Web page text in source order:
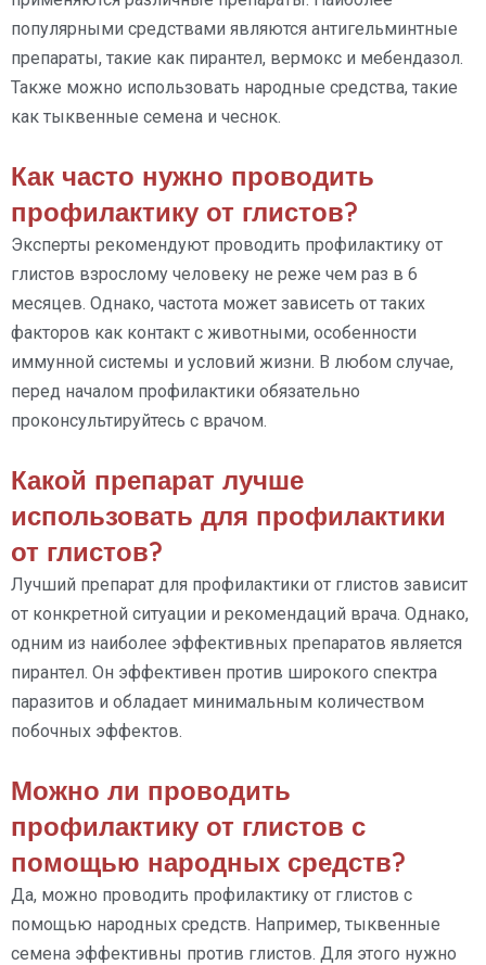
популярными средствами являются антигельминтные
препараты, такие как пирантел, вермокс и мебендазол.
Также можно использовать народные средства, такие
как тыквенные семена и чеснок.
Как часто нужно проводить
профилактику от глистов?
Эксперты рекомендуют проводить профилактику от
глистов взрослому человеку не реже чем раз в 6
месяцев. Однако, частота может зависеть от таких
факторов как контакт с животными, особенности
иммунной системы и условий жизни. В любом случае,
перед началом профилактики обязательно
проконсультируйтесь с врачом.
Какой препарат лучше
использовать для профилактики
от глистов?
Лучший препарат для профилактики от глистов зависит
от конкретной ситуации и рекомендаций врача. Однако,
одним из наиболее эффективных препаратов является
пирантел. Он эффективен против широкого спектра
паразитов и обладает минимальным количеством
побочных эффектов.
Можно ли проводить
профилактику от глистов с
помощью народных средств?
Да, можно проводить профилактику от глистов с
помощью народных средств. Например, тыквенные
семена эффективны против глистов. Для этого нужно